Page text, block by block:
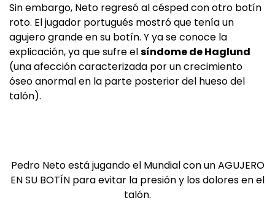
Sin embargo, Neto regresó al césped con otro botín
roto. El jugador portugués mostró que tenía un
agujero grande en su botín. Y ya se conoce la
explicación, ya que sufre elsíndome de Haglund
(una afección caracterizada por un crecimiento
óseo anormal en la parte posterior del hueso del
talón).
Pedro Neto está jugando el Mundial con un AGUJERO
EN SU BOTÍN para evitar la presión y los dolores en el
talón.